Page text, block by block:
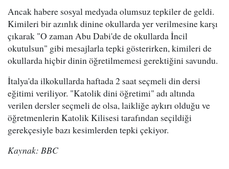
Ancak habere sosyal medyada olumsuz tepkiler de geldi.
Kimileri bir azınlık dinine okullarda yer verilmesine karşı
çıkarak "O zaman Abu Dabi'de de okullarda İncil
okutulsun" gibi mesajlarla tepki gösterirken, kimileri de
okullarda hiçbir dinin öğretilmemesi gerektiğini savundu.
İtalya'da ilkokullarda haftada 2 saat seçmeli din dersi
eğitimi veriliyor. "Katolik dini öğretimi" adı altında
verilen dersler seçmeli de olsa, laikliğe aykırı olduğu ve
öğretmenlerin Katolik Kilisesi tarafından seçildiği
gerekçesiyle bazı kesimlerden tepki çekiyor.
Kaynak: BBC